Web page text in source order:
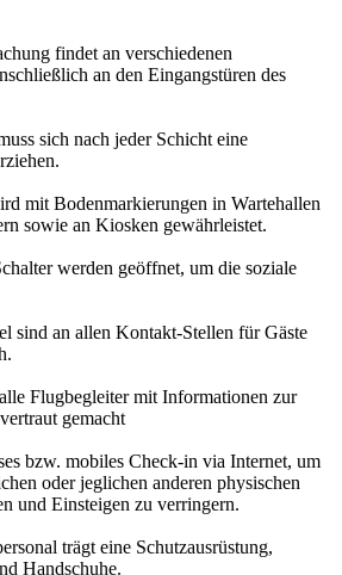
findet an verschiedenen
an den Eingangstüren des
sich nach jeder Schicht eine
mit Bodenmarkierungen in Wartehallen
sowie an Kiosken gewährleistet.
werden geöffnet, um die soziale
sind an allen Kontakt-Stellen für Gäste
Flugbegleiter mit Informationen zur
gemacht
bzw. mobiles Check-in via Internet, um
oder jeglichen anderen physischen
und Einsteigen zu verringern.
trägt eine Schutzausrüstung,
Handschuhe.